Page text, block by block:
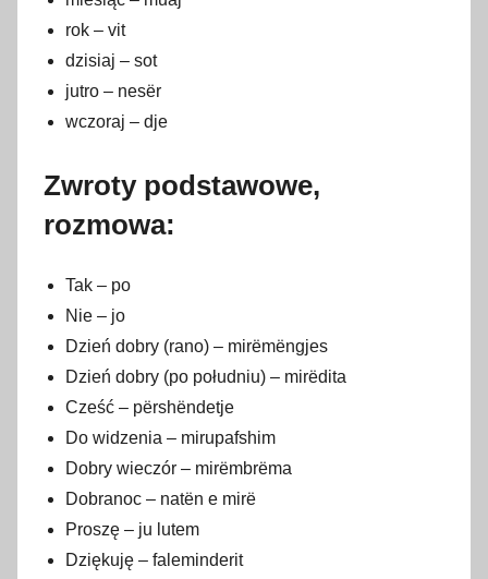
rok – vit
dzisiaj – sot
jutro – nesër
wczoraj – dje
Zwroty podstawowe,
rozmowa:
Tak – po
Nie – jo
Dzień dobry (rano) – mirëmëngjes
Dzień dobry (po południu) – mirëdita
Cześć – përshëndetje
Do widzenia – mirupafshim
Dobry wieczór – mirëmbrëma
Dobranoc – natën e mirë
Proszę – ju lutem
Dziękuję – faleminderit